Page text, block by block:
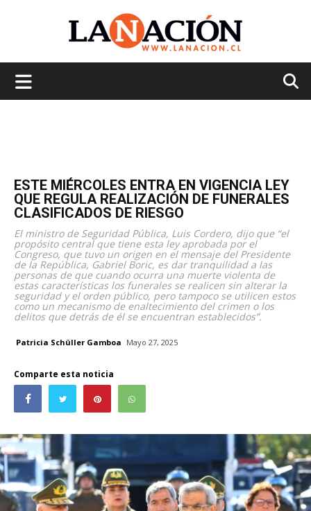
ESTE MIÉRCOLES ENTRA EN VIGENCIA LEY
QUE REGULA REALIZACIÓN DE FUNERALES
CLASIFICADOS DE RIESGO
El ministro de Seguridad Pública, Luis Cordero, dijo que “el
propósito central que tiene esta ley aprobada por el
Congreso, que tuvo un origen en el mensaje del Presidente
de la República, Gabriel Boric, es dar tranquilidad a las
personas de que cuando ocurra una muerte violenta de
estas características los funerales se realicen sin alterar la
seguridad y el orden público, pero tampoco se utilicen estos
como un mecanismo de enaltecimiento del crimen o los
delitos que detrás de él se encuentran establecidos”.
Patricia Schüller Gamboa Mayo 27, 2025
Comparte esta noticia